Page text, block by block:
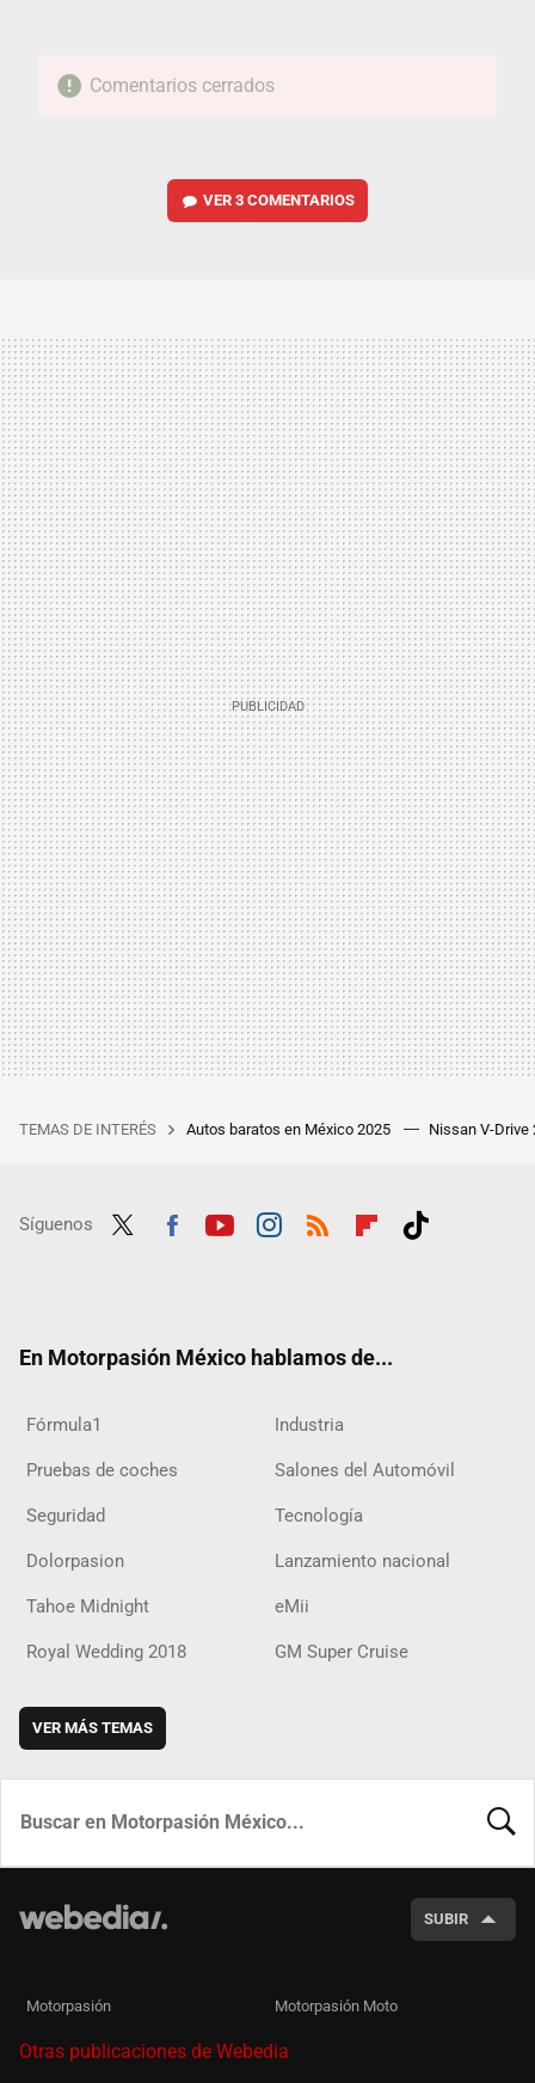
Comentarios cerrados
VER3 COMENTARIOS
TEMAS DE INTERÉS Autos baratos en México 2025 Nissan V-Drive
Síguenos
En Motorpasión México hablamos de...
Fórmula1 Industria
Pruebas de coches Salones del Automóvil
Seguridad Tecnología
Dolorpasion Lanzamiento nacional
Tahoe Midnight eMii
Royal Wedding 2018 GM Super Cruise
VER MÁS TEMAS
SUBIR
Motorpasión Motorpasión Moto
Otras publicaciones de Webedia